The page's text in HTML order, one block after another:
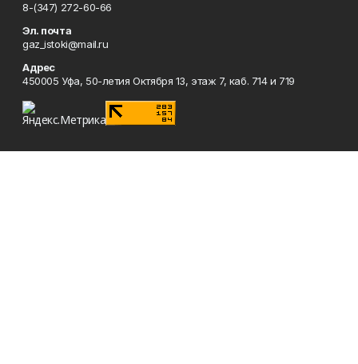
8-(347) 272-60-66
Эл. почта
gaz_istoki@mail.ru
Адрес
450005 Уфа, 50-летия Октября 13, этаж 7, каб. 714 и 719